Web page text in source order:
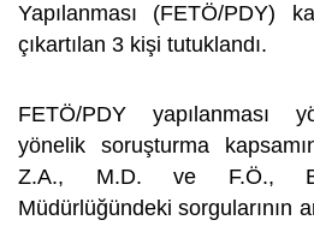
Yapılanması (FETÖ/PDY)
çıkartılan 3 kişi tutuklandı.
FETÖ/PDY yapılanması
yönelik soruşturma
Z.A., M.D. ve F.Ö.,
Müdürlüğündeki sorgularının